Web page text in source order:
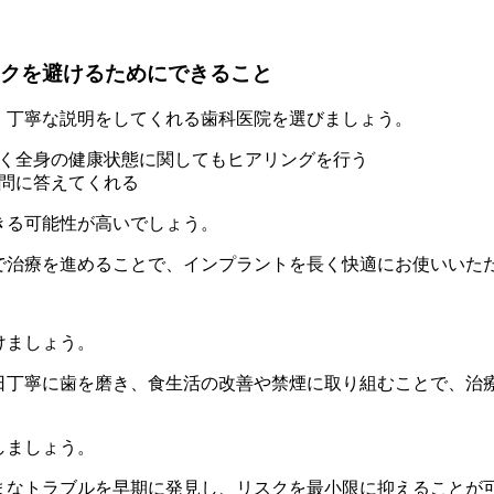
を避けるためにできること
寧な説明をしてくれる歯科医院を選びましょう。
全身の健康状態に関してもヒアリングを行う
に答えてくれる
可能性が高いでしょう。
療を進めることで、インプラントを長く快適にお使いいた
しょう。
寧に歯を磨き、食生活の改善や禁煙に取り組むことで、治
しょう。
トラブルを早期に発見し、リスクを最小限に抑えることが